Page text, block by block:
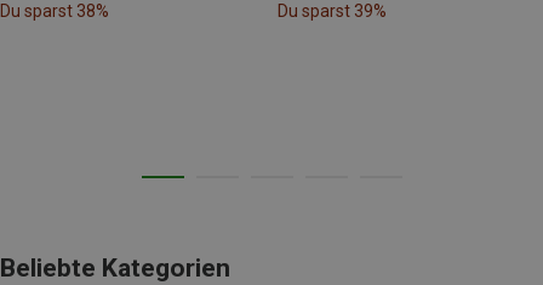
Du sparst 38% Du sparst 39%
Beliebte Kategorien